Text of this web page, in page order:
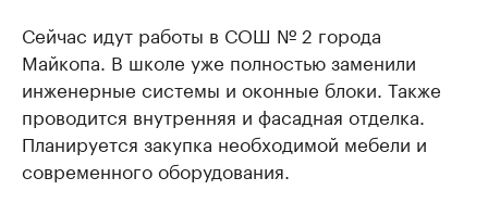
Сейчас идут работы в СОШ № 2 города
Майкопа. В школе уже полностью заменили
инженерные системы и оконные блоки. Также
проводится внутренняя и фасадная отделка.
Планируется закупка необходимой мебели и
современного оборудования.